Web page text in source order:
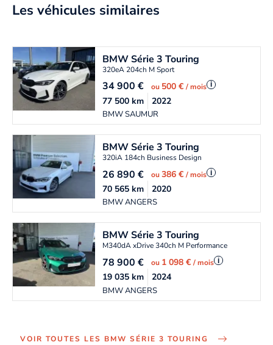
Les véhicules similaires
BMWSérie 3 Touring
320eA 204ch M Sport
34 900€ ou 500 €/ mois i
BMW SAUMUR
77 500km 2022
BMWSérie 3 Touring
320iA 184ch Business Design
26 890€ ou386 €/ mois i
BMW ANGERS
70 565km 2020
BMWSérie 3 Touring
M340dA xDrive 340ch M Performance
78 900€ ou 1 098 €/ mois i
BMW ANGERS
19 035km 2024
VOIR TOUTES LES BMW SÉRIE 3 TOURING